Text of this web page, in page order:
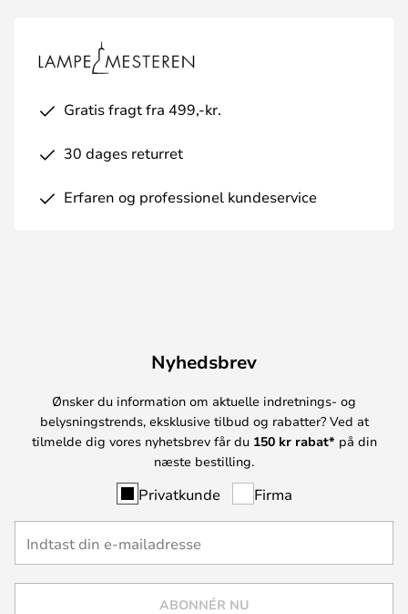
Gratis fragt fra 499,-kr.
30 dages returret
Erfaren og professionel kundeservice
Nyhedsbrev
Ønsker du information om aktuelle indretnings- og
belysningstrends, eksklusive tilbud og rabatter? Ved at
tilmelde dig vores nyhetsbrev får du 150 kr rabat* på din
næste bestilling.
Privatkunde Firma
ABONNÉR NU